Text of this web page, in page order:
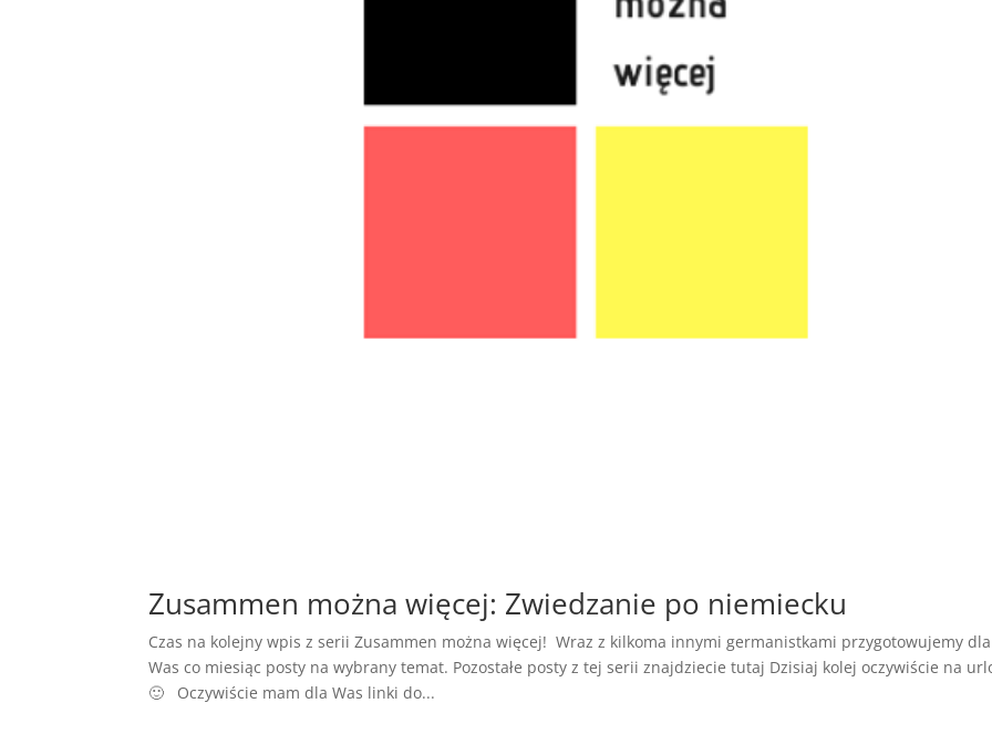
Zusammen można więcej: Zwiedzanie po niemiecku
Czas na kolejny wpis z serii Zusammen można więcej! Wraz z kilkoma innymi germanistkami przygotowujemy dla
Was co miesiąc posty na wybrany temat. Pozostałe posty z tej serii znajdziecie tutaj Dzisiaj kolej oczywiście na
🙂 Oczywiście mam dla Was linki do...